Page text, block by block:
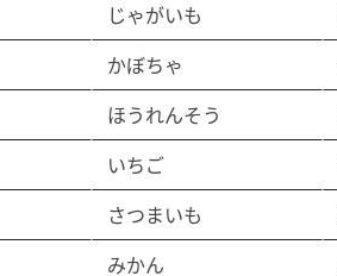
じゃがいも
かぼちゃ
ほうれんそう
いちご
さつまいも
みかん